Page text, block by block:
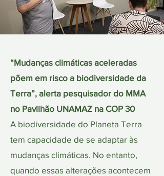
“Mudanças climáticas aceleradas
põem em risco a biodiversidade da
Terra”, alerta pesquisador do MMA
no Pavilhão UNAMAZ na COP 30
A biodiversidade do Planeta Terra
tem capacidade de se adaptar às
mudanças climáticas. No entanto,
quando essas alterações acontecem